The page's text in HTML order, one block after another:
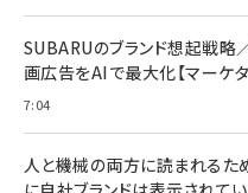
SUBARUのブランド想起戦略
画広告をAIで最大化【マーケ
7:04
人と機械の両方に読まれるた